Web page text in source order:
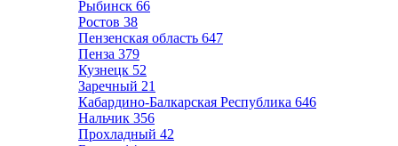
Рыбинск 66
Ростов 38
Пензенская область 647
Пенза 379
Кузнецк 52
Заречный 21
Кабардино-Балкарская Республика 646
Нальчик 356
Прохладный 42